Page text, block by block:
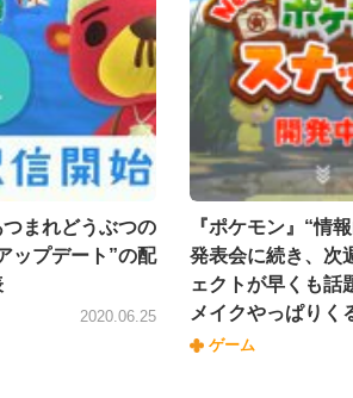
まれどうぶつの
ップデート”の配
2020.06.25
『ポケモン』“情
発表会に続き、次
ェクトが早くも話
メイクやっぱりく
ゲーム